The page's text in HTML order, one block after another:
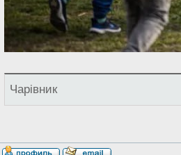
Чарівник